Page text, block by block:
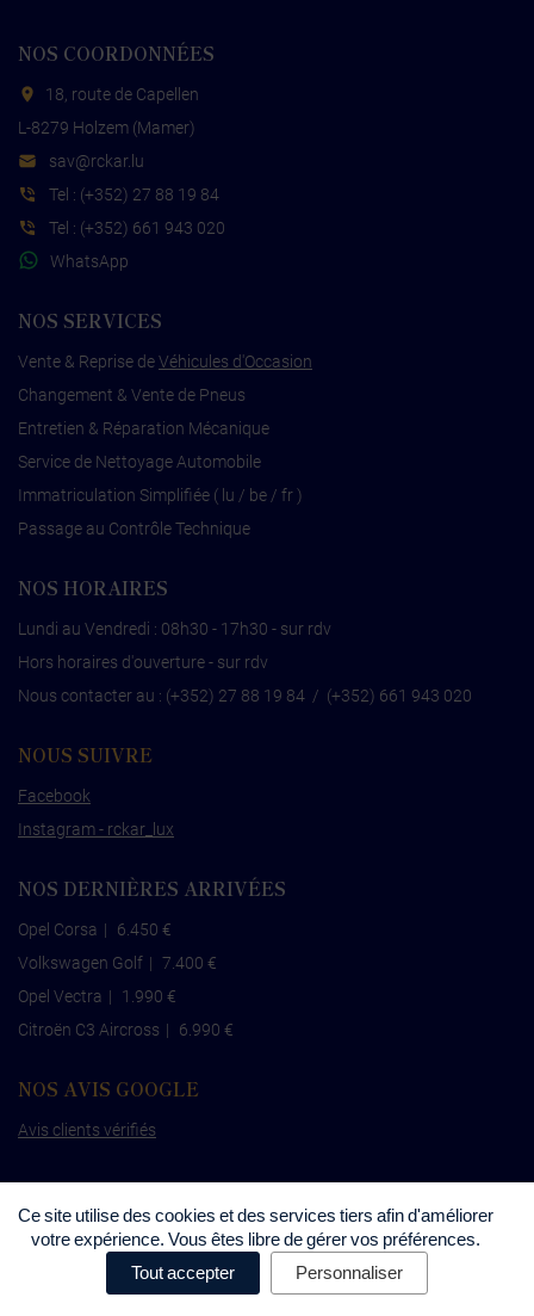
NOS COORDONNÉES
18, route de Capellen
L-8279 Holzem (Mamer)
ul.rak
cr@va
s
Tel : (+352) 27 88 19 84
Tel : (+352) 661 943 020
WhatsApp
NOS SERVICES
Vente & Reprise deVéhicules d'Occasion
Changement & Vente de Pneus
Entretien & Réparation Mécanique
Service de Nettoyage Automobile
Immatriculation Simplifiée ( lu / be / fr )
Passage au Contrôle Technique
NOS HORAIRES
Lundi au Vendredi : 08h30 - 17h30 - sur rdv
Hors horaires d'ouverture - sur rdv
Nous contacter au : (+352) 27 88 19 84 / (+352) 661 943 020
NOUS SUIVRE
Facebook
Instagram - rckar_lux
NOS DERNIÈRES ARRIVÉES
Opel Corsa |
6.450 €
Volkswagen Golf | 7.400 €
Opel Vectra |
1.990 €
Citroën C3 Aircross | 6.990 €
NOS AVIS GOOGLE
Avis clients vérifiés
©RCKAR • Mentions légales • Politique de
Politique de cookies • Préférences de cookies
Ce site utilise des cookies et des services tiers afin d'améliorer
votre expérience. Vous êtes libre de gérer vos préférences.
Tout accepter
Personnaliser